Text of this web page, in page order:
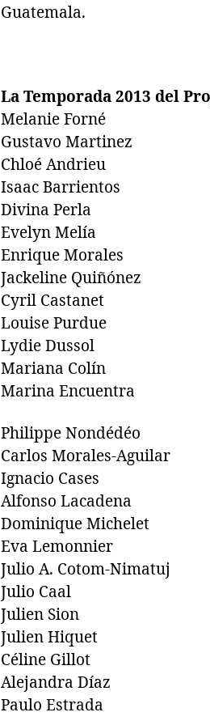
Guatemala.
La Temporada 2013 del
Melanie Forné
Gustavo Martinez
Chloé Andrieu
Isaac Barrientos
Divina Perla
Evelyn Melía
Enrique Morales
Jackeline Quiñónez
Cyril Castanet
Louise Purdue
Lydie Dussol
Mariana Colín
Marina Encuentra
Philippe Nondédéo
Carlos Morales-Aguilar
Ignacio Cases
Alfonso Lacadena
Dominique Michelet
Eva Lemonnier
Julio A. Cotom-Nimatuj
Julio Caal
Julien Sion
Julien Hiquet
Céline Gillot
Alejandra Díaz
Paulo Estrada